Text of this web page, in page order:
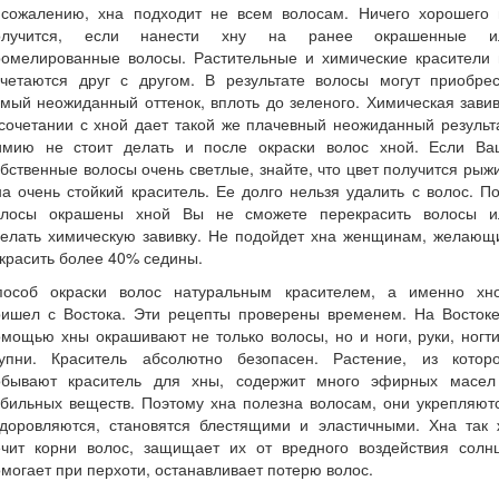
хна подходит не всем волосам. Ничего хорошего
если нанести хну на ранее окрашенные
волосы. Растительные и химические красители
друг с другом. В результате волосы могут
неожиданный оттенок, вплоть до зеленого. Химическая
с хной дает такой же плачевный неожиданный
не стоит делать и после окраски волос хной. Если
волосы очень светлые, знайте, что цвет получится
очень стойкий краситель. Ее долго нельзя удалить с волос.
окрашены хной Вы не сможете перекрасить волосы
химическую завивку. Не подойдет хна женщинам,
более 40% седины.
окраски волос натуральным красителем, а именно
с Востока. Эти рецепты проверены временем. На
хны окрашивают не только волосы, но и ноги, руки,
Краситель абсолютно безопасен. Растение, из
краситель для хны, содержит много эфирных
веществ. Поэтому хна полезна волосам, они
становятся блестящими и эластичными. Хна так
корни волос, защищает их от вредного воздействия
при перхоти, останавливает потерю волос.